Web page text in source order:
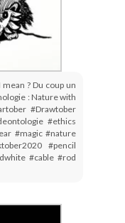
? Du coup un
: Nature with
#Drawtober
#ethics
#magic #nature
#pencil
#cable #rod